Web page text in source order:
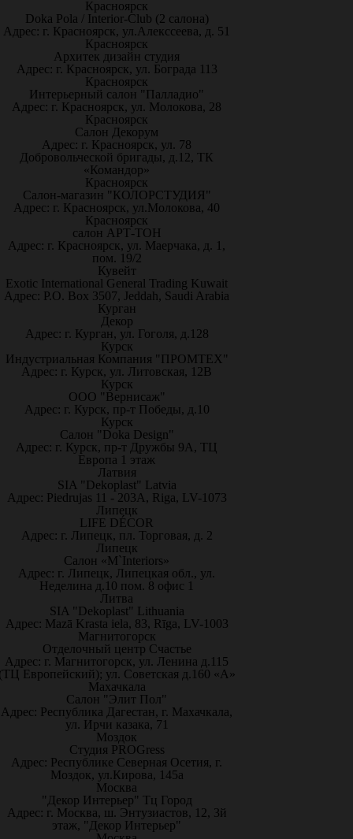
Красноярск
Doka Pola / Interior-Club (2 салона)
Адрес: г. Красноярск, ул.Алекссеева, д. 51
Красноярск
Архитек дизайн студия
Адрес: г. Красноярск, ул. Бограда 113
Красноярск
Интерьерный салон "Палладио"
Адрес: г. Красноярск, ул. Молокова, 28
Красноярск
Салон Декорум
Адрес: г. Красноярск, ул. 78
Добровольческой бригады, д.12, ТК
«Командор»
Красноярск
Салон-магазин "КОЛОРСТУДИЯ"
Адрес: г. Красноярск, ул.Молокова, 40
Красноярск
салон АРТ-ТОН
Адрес: г. Красноярск, ул. Маерчака, д. 1,
пом. 19/2
Кувейт
Exotic International General Trading Kuwait
Адрес: P.O. Box 3507, Jeddah, Saudi Arabia
Курган
Декор
Адрес: г. Курган, ул. Гоголя, д.128
Курск
Индустриальная Компания "ПРОМТЕХ"
Адрес: г. Курск, ул. Литовская, 12В
Курск
ООО "Вернисаж"
Адрес: г. Курск, пр-т Победы, д.10
Курск
Салон "Doka Design"
Адрес: г. Курск, пр-т Дружбы 9А, ТЦ
Европа 1 этаж
Латвия
SIA "Dekoplast" Latvia
Адрес: Piedrujas 11 - 203A, Riga, LV-1073
Липецк
LIFE DÉCOR
Адрес: г. Липецк, пл. Торговая, д. 2
Липецк
Салон «M`Interiors»
Адрес: г. Липецк, Липецкая обл., ул.
Неделина д.10 пом. 8 офис 1
Литва
SIA "Dekoplast" Lithuania
Адрес: Mazā Krasta iela, 83, Rīga, LV-1003
Магнитогорск
Отделочный центр Счастье
Адрес: г. Магнитогорск, ул. Ленина д.115
Европейский); ул. Советская д.160 «А»
Махачкала
Салон "Элит Пол"
Адрес: Республика Дагестан, г. Махачкала,
ул. Ирчи казака, 71
Моздок
Студия PROGress
Адрес: Республике Северная Осетия, г.
Моздок, ул.Кирова, 145а
Москва
"Декор Интерьер" Тц Город
Адрес: г. Москва, ш. Энтузиастов, 12, 3й
этаж, "Декор Интерьер"